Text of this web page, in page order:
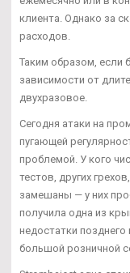
клиента. Однако за
расходов.
Таким образом, если
зависимости от
двухразовое.
Сегодня атаки на
пугающей
проблемой. У кого
тестов, других
замешаны — у них
получила одна из
недостатки
большой розничной